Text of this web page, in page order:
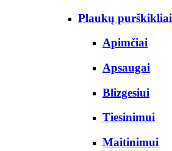
Plaukų purškikliai
Apimčiai
Apsaugai
Blizgesiui
Tiesinimui
Maitinimui